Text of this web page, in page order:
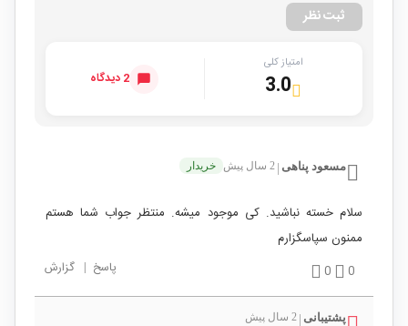
ثبت نظر
امتیاز کلی
3.0 2 دیدگاه
مسعود پناهی 2 سال پیش خریدار
سلام خسته نباشید. کی موجود میشه. منتظر جواب شما هستم
ممنون سپاسگزارم
0
0 پاسخ | گزارش
پشتیبانی 2 سال پیش